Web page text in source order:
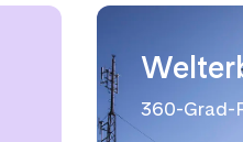
360-Grad-